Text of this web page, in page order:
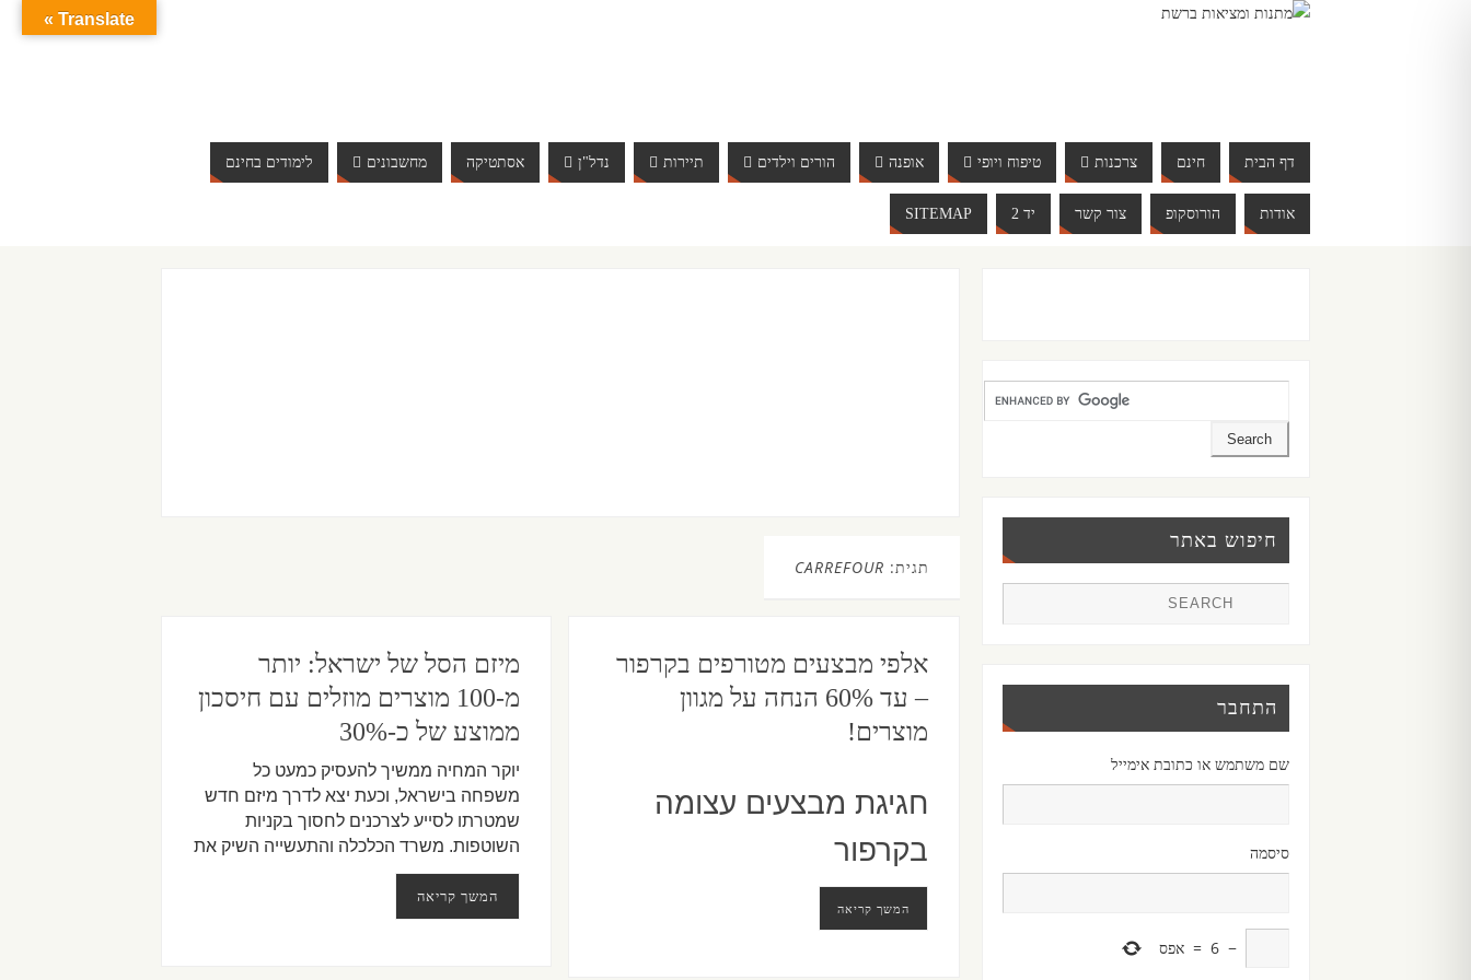
דף הבית חינם צרכנות טיפוח ויופי אופנה הורים וילדים תיירות נדל"ן אסתטיקה מחשבונים לימודים בחינם
אודות הורוסקופ צור קשר יד 2 SITEMAP
תגית: CARREFOUR
מיזם הסל של ישראל: יותר
מ-100 מוצרים מוזלים עם חיסכון
ממוצע של כ-30%
יוקר המחיה ממשיך להעסיק כמעט כל
משפחה בישראל, וכעת יצא לדרך מיזם חדש
שמטרתו לסייע לצרכנים לחסוך בקניות
השוטפות. משרד הכלכלה והתעשייה השיק את
המשך קריאה
אלפי מבצעים מטורפים בקרפור
– עד 60% הנחה על מגוון
מוצרים!
חגיגת מבצעים עצומה
בקרפור
המשך קריאה
חיפוש באתר
התחבר
שם משתמש או כתובת אימייל
סיסמה
−
6
= אפס
Translate »